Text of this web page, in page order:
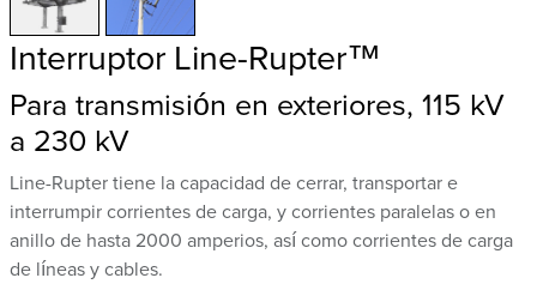
Interruptor Line-Rupter™
Para transmisión en exteriores, 115 kV
a 230 kV
Line-Rupter tiene la capacidad de cerrar, transportar e
interrumpir corrientes de carga, y corrientes paralelas o en
anillo de hasta 2000 amperios, así como corrientes de carga
de líneas y cables.